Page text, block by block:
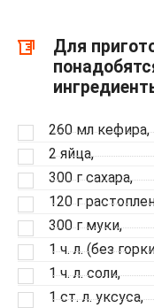
Для
260 мл кефира,
2 яйца,
300 г сахара,
120 г
300 г муки,
1 ч. л. (без
1 ч. л. соли,
1 ст. л. уксуса,